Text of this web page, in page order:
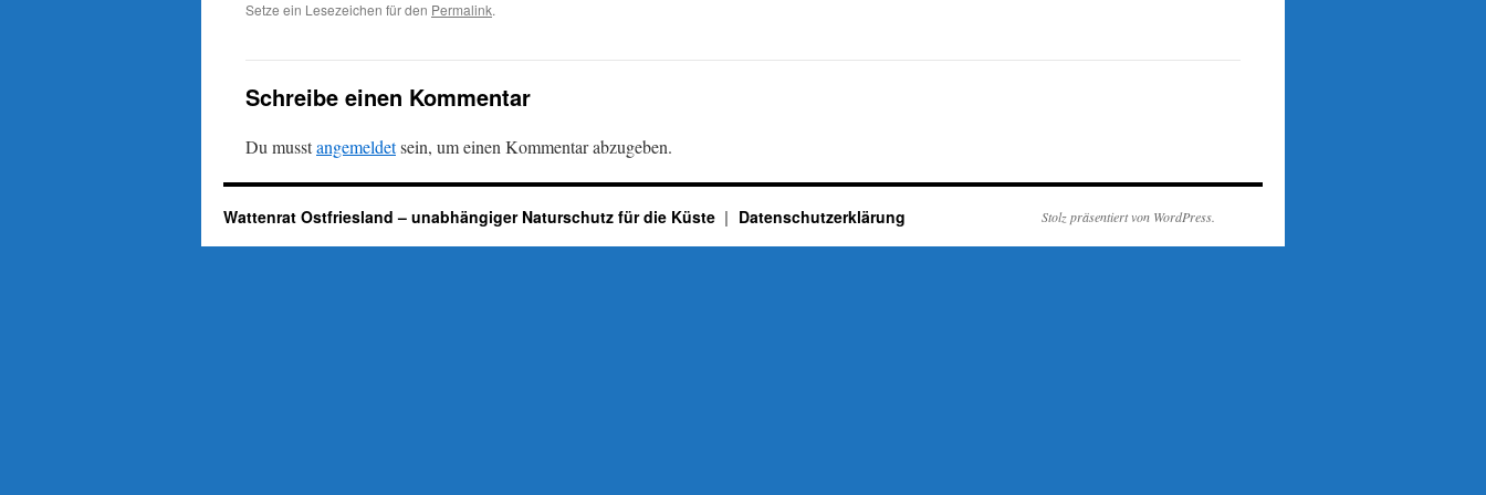
Setze ein Lesezeichen für den Permalink.
Schreibe einen Kommentar
Du musstangemeldetsein, um einen Kommentar abzugeben.
Wattenrat Ostfriesland – unabhängiger Naturschutz für die Küste Datenschutzerklärung Stolz präsentiert von WordPress.